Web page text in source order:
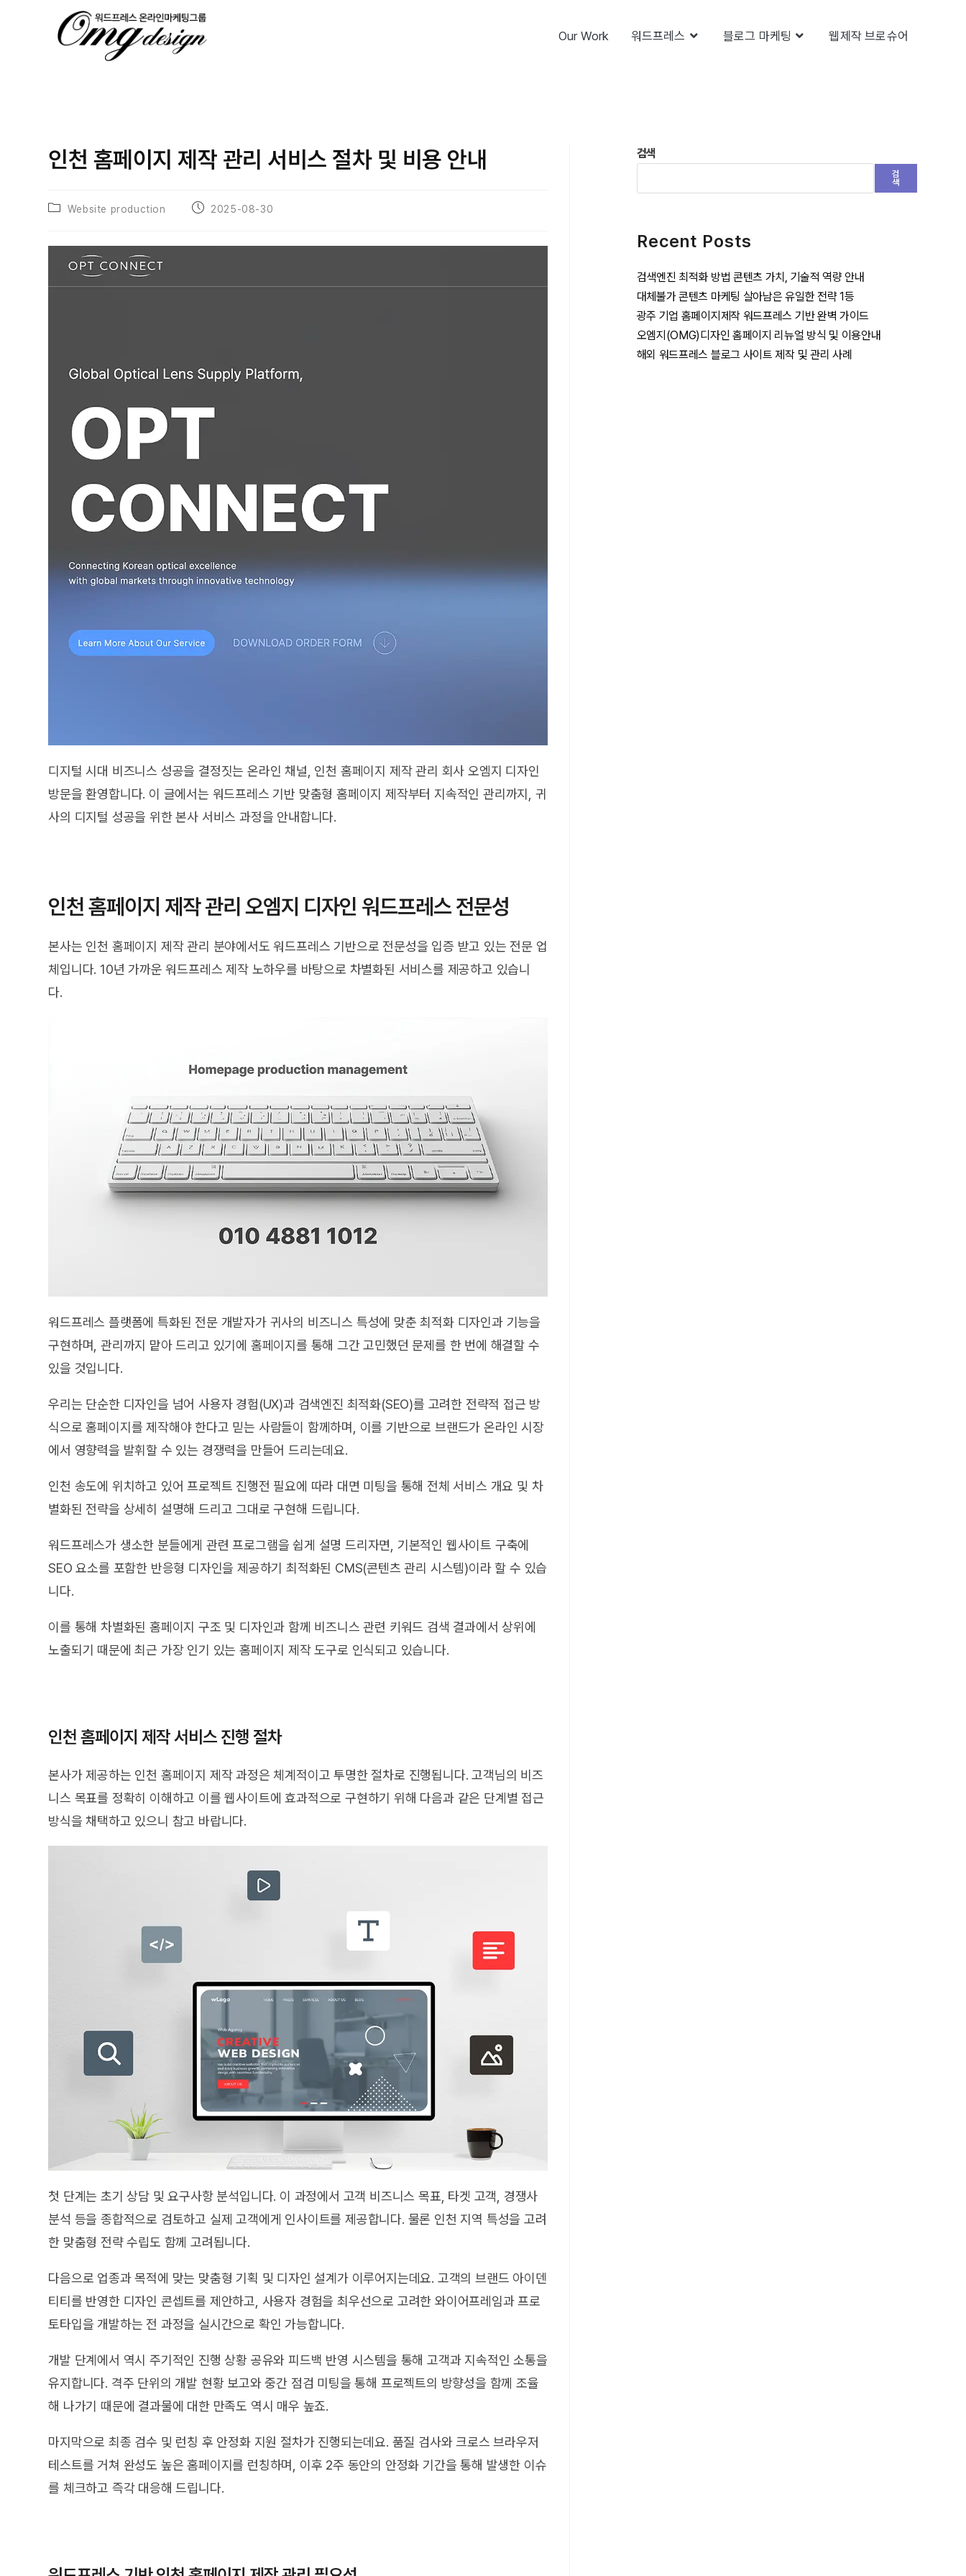
Our Work 워드프레스 블로그 마케팅 웹제작 브로슈어
인천 홈페이지 제작 관리 서비스 절차 및 비용 안내
Website production 2025-08-30
디지털 시대 비즈니스 성공을 결정짓는 온라인 채널, 인천 홈페이지 제작 관리 회사 오엠지 디자인
방문을 환영합니다. 이 글에서는 워드프레스 기반 맞춤형 홈페이지 제작부터 지속적인 관리까지, 귀
사의 디지털 성공을 위한 본사 서비스 과정을 안내합니다.
인천 홈페이지 제작 관리 오엠지 디자인 워드프레스 전문성
본사는 인천 홈페이지 제작 관리 분야에서도 워드프레스 기반으로 전문성을 입증 받고 있는 전문 업
체입니다. 10년 가까운 워드프레스 제작 노하우를 바탕으로 차별화된 서비스를 제공하고 있습니
다.
워드프레스 플랫폼에 특화된 전문 개발자가 귀사의 비즈니스 특성에 맞춘 최적화 디자인과 기능을
구현하며, 관리까지 맡아 드리고 있기에 홈페이지를 통해 그간 고민했던 문제를 한 번에 해결할 수
있을 것입니다.
우리는 단순한 디자인을 넘어 사용자 경험(UX)과 검색엔진 최적화(SEO)를 고려한 전략적 접근 방
식으로 홈페이지를 제작해야 한다고 믿는 사람들이 함께하며, 이를 기반으로 브랜드가 온라인 시장
에서 영향력을 발휘할 수 있는 경쟁력을 만들어 드리는데요.
인천 송도에 위치하고 있어 프로젝트 진행전 필요에 따라 대면 미팅을 통해 전체 서비스 개요 및 차
별화된 전략을 상세히 설명해 드리고 그대로 구현해 드립니다.
워드프레스가 생소한 분들에게 관련 프로그램을 쉽게 설명 드리자면, 기본적인 웹사이트 구축에
SEO 요소를 포함한 반응형 디자인을 제공하기 최적화된 CMS(콘텐츠 관리 시스템)이라 할 수 있습
니다.
이를 통해 차별화된 홈페이지 구조 및 디자인과 함께 비즈니스 관련 키워드 검색 결과에서 상위에
노출되기 때문에 최근 가장 인기 있는 홈페이지 제작 도구로 인식되고 있습니다.
인천 홈페이지 제작 서비스 진행 절차
본사가 제공하는 인천 홈페이지 제작 과정은 체계적이고 투명한 절차로 진행됩니다. 고객님의 비즈
니스 목표를 정확히 이해하고 이를 웹사이트에 효과적으로 구현하기 위해 다음과 같은 단계별 접근
방식을 채택하고 있으니 참고 바랍니다.
첫 단계는 초기 상담 및 요구사항 분석입니다. 이 과정에서 고객 비즈니스 목표, 타겟 고객, 경쟁사
분석 등을 종합적으로 검토하고 실제 고객에게 인사이트를 제공합니다. 물론 인천 지역 특성을 고려
한 맞춤형 전략 수립도 함께 고려됩니다.
다음으로 업종과 목적에 맞는 맞춤형 기획 및 디자인 설계가 이루어지는데요. 고객의 브랜드 아이덴
티티를 반영한 디자인 콘셉트를 제안하고, 사용자 경험을 최우선으로 고려한 와이어프레임과 프로
토타입을 개발하는 전 과정을 실시간으로 확인 가능합니다.
개발 단계에서 역시 주기적인 진행 상황 공유와 피드백 반영 시스템을 통해 고객과 지속적인 소통을
유지합니다. 격주 단위의 개발 현황 보고와 중간 점검 미팅을 통해 프로젝트의 방향성을 함께 조율
해 나가기 때문에 결과물에 대한 만족도 역시 매우 높죠.
마지막으로 최종 검수 및 런칭 후 안정화 지원 절차가 진행되는데요. 품질 검사와 크로스 브라우저
테스트를 거쳐 완성도 높은 홈페이지를 런칭하며, 이후 2주 동안의 안정화 기간을 통해 발생한 이슈
를 체크하고 즉각 대응해 드립니다.
검색
검
색
Recent Posts
검색엔진 최적화 방법 콘텐츠 가치, 기술적 역량 안내
대체불가 콘텐츠 마케팅 살아남은 유일한 전략 1등
광주 기업 홈페이지제작 워드프레스 기반 완벽 가이드
오엠지(OMG)디자인 홈페이지 리뉴얼 방식 및 이용안내
해외 워드프레스 블로그 사이트 제작 및 관리 사례